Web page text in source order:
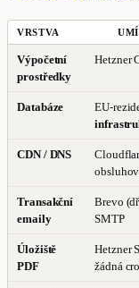
VRSTVA
Výpočetní
prostředky
Hetzner
Databáze EU-
CDN / DNS
Transakční
emaily
Brevo
SMTP
Úložiště
PDF
Hetzner
žádná